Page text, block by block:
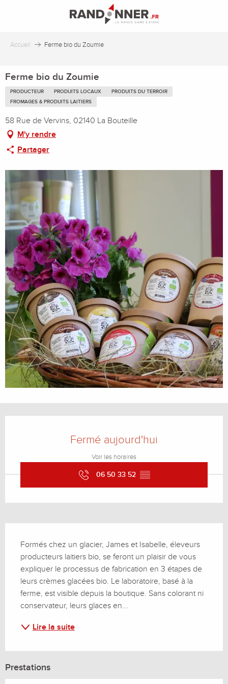
principal
Accueil Ferme bio du Zoumie
Ferme bio du Zoumie
PRODUCTEUR PRODUITS LOCAUX
PRODUITS DU TERROIR
FROMAGES & PRODUITS LAITIERS
58 Rue de Vervins, 02140 La Bouteille
M'y rendre
Partager
Fermé aujourd'hui
Voir les horaires
06 50 33 52 ▒▒
Formés chez un glacier, James et Isabelle, éleveurs
producteurs laitiers bio, se feront un plaisir de vous
expliquer le processus de fabrication en 3 étapes de
leurs crèmes glacées bio. Le laboratoire, basé à la
ferme, est visible depuis la boutique. Sans colorant ni
conservateur, leurs glaces en...
Lire la suite
Prestations